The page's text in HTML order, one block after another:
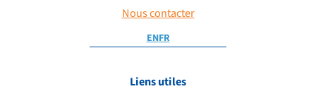
Nous contacter
ENFR
Liens utiles